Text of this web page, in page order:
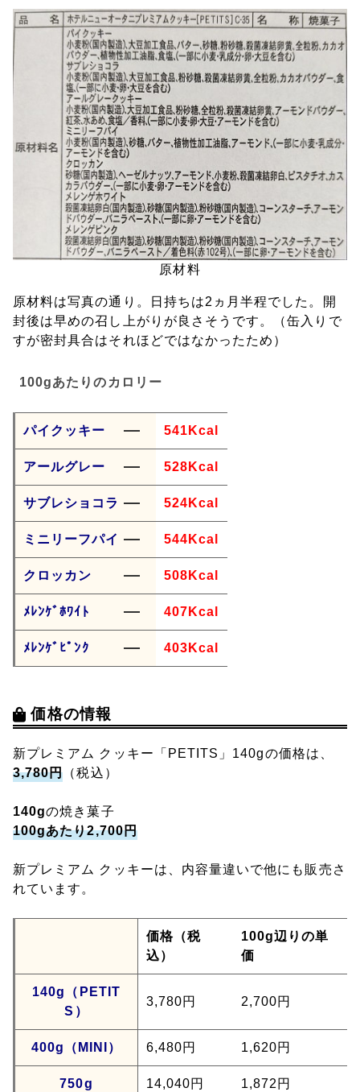
原材料
原材料は写真の通り。日持ちは2ヵ月半程でした。開
封後は早めの召し上がりが良さそうです。（缶入りで
すが密封具合はそれほどではなかったため）
100gあたりのカロリー
パイクッキー 541Kcal
アールグレー 528Kcal
サブレショコラ 524Kcal
ミニリーフパイ 544Kcal
クロッカン 508Kcal
ﾒﾚﾝｹﾞﾎﾜｲﾄ 407Kcal
ﾒﾚﾝｹﾞﾋﾟﾝｸ 403Kcal
価格の情報
新プレミアム クッキー「PETITS」140gの価格は、
3,780円 （税込）
140gの焼き菓子
100gあたり2,700円
新プレミアム クッキーは、内容量違いで他にも販売さ
れています。
価格（税
込）
100g辺りの単
価
140g（PETIT
S）
3,780円 2,700円
400g（MINI） 6,480円 1,620円
750g 14,040円 1,872円